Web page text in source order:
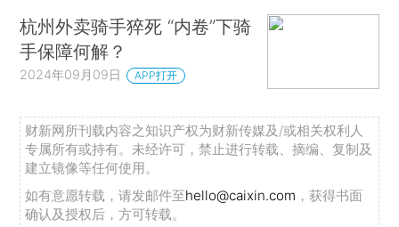
杭州外卖骑手猝死 “内卷”下骑
手保障何解？
2024年09月09日 APP打开
财新网所刊载内容之知识产权为财新传媒及/或相关权利人
专属所有或持有。未经许可，禁止进行转载、摘编、复制及
建立镜像等任何使用。
如有意愿转载，请发邮件至hello@caixin.com ，获得书面
确认及授权后，方可转载。